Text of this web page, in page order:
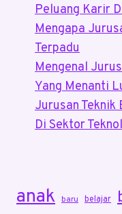
Peluang Karir
Mengapa
Terpadu
Mengenal
Yang Menanti
Jurusan Teknik
Di Sektor
anak baru belajar